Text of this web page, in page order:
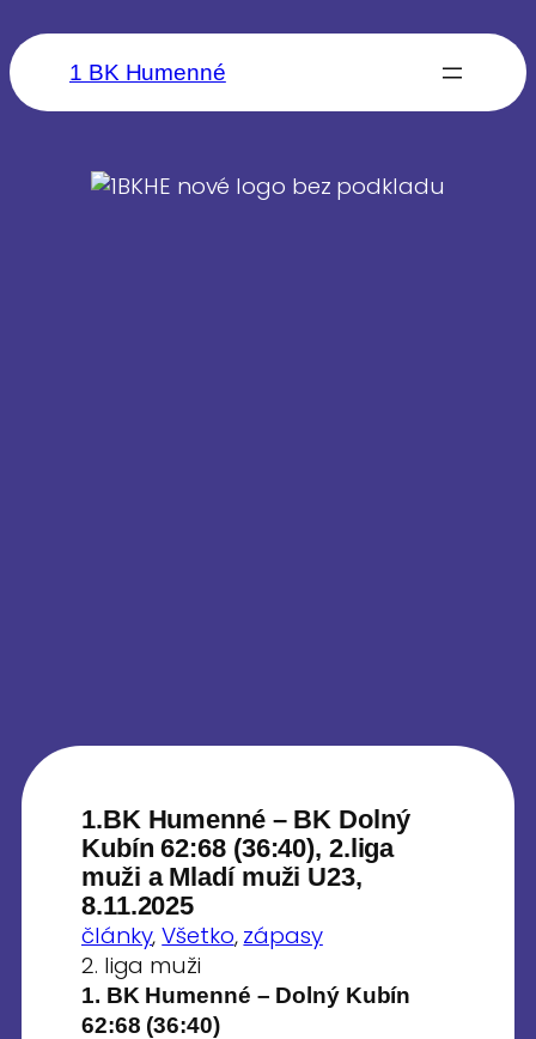
1 BK Humenné
1.BK Humenné – BK Dolný
Kubín 62:68 (36:40), 2.liga
muži a Mladí muži U23,
8.11.2025
články, Všetko, zápasy
2. liga muži
1. BK Humenné – Dolný Kubín
62:68 (36:40)